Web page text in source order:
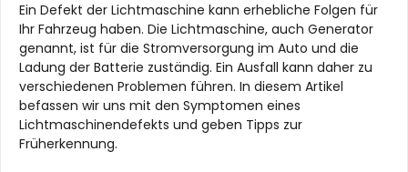
Ein Defekt der Lichtmaschine kann erhebliche Folgen für
Ihr Fahrzeug haben. Die Lichtmaschine, auch Generator
genannt, ist für die Stromversorgung im Auto und die
Ladung der Batterie zuständig. Ein Ausfall kann daher zu
verschiedenen Problemen führen. In diesem Artikel
befassen wir uns mit den Symptomen eines
Lichtmaschinendefekts und geben Tipps zur
Früherkennung.